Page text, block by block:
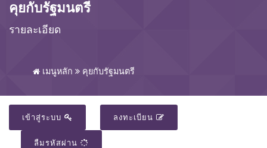
คุยกับรัฐมนตรี
รายละเอียด
เมนูหลัก คุยกับรัฐมนตรี
เข้าสู่ระบบ ลงทะเบียน
ลืมรหัสผ่าน